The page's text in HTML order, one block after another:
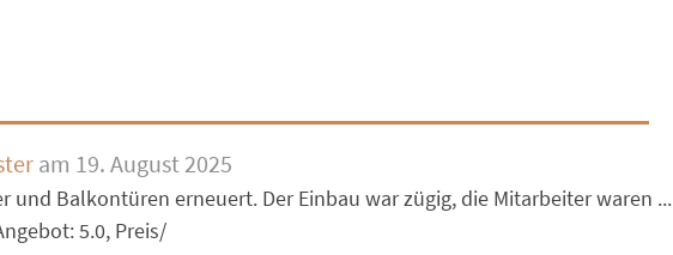
am 19. August 2025
und Balkontüren erneuert. Der Einbau war zügig, die Mitarbeiter waren ...
5.0, Preis/